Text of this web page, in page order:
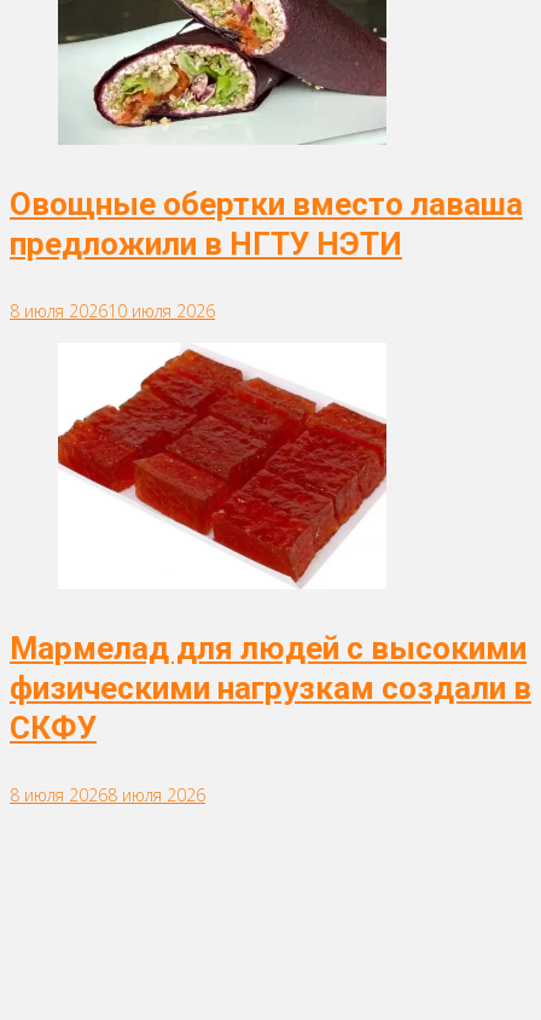
Овощные обертки вместо лаваша
предложили в НГТУ НЭТИ
8 июля 202610 июля 2026
Мармелад для людей с высокими
физическими нагрузкам создали в
СКФУ
8 июля 20268 июля 2026